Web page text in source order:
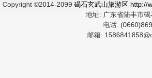
Copyright ©2014-2099 碣石玄武山旅游区 http://
地址: 广东省陆丰市
电话:
邮箱: